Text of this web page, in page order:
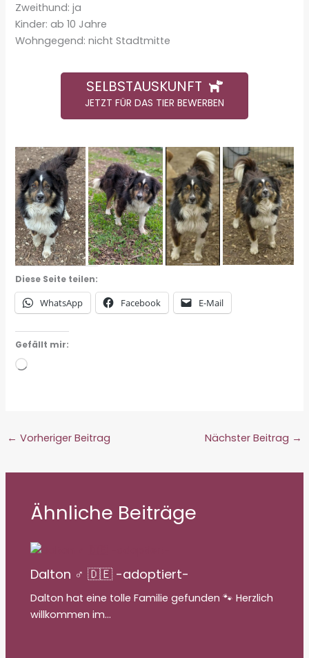
Zweithund: ja
Kinder: ab 10 Jahre
Wohngegend: nicht Stadtmitte
SELBSTAUSKUNFT
JETZT FÜR DAS TIER BEWERBEN
Diese Seite teilen:
WhatsApp Facebook E-Mail
Gefällt mir:
Wird
← Vorheriger Beitrag Nächster Beitrag →
Ähnliche Beiträge
Dalton ♂ 🇩🇪 -adoptiert-
Dalton hat eine tolle Familie gefunden 🐾 Herzlich
willkommen im…